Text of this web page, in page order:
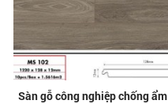
Sàn gỗ công nghiệp chống ẩm